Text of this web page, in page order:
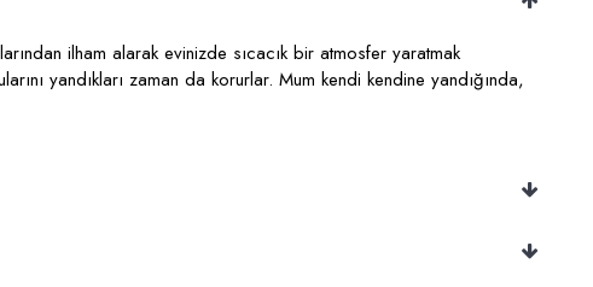
ilham alarak evinizde sıcacık bir atmosfer yaratmak
yandıkları zaman da korurlar. Mum kendi kendine yandığında,